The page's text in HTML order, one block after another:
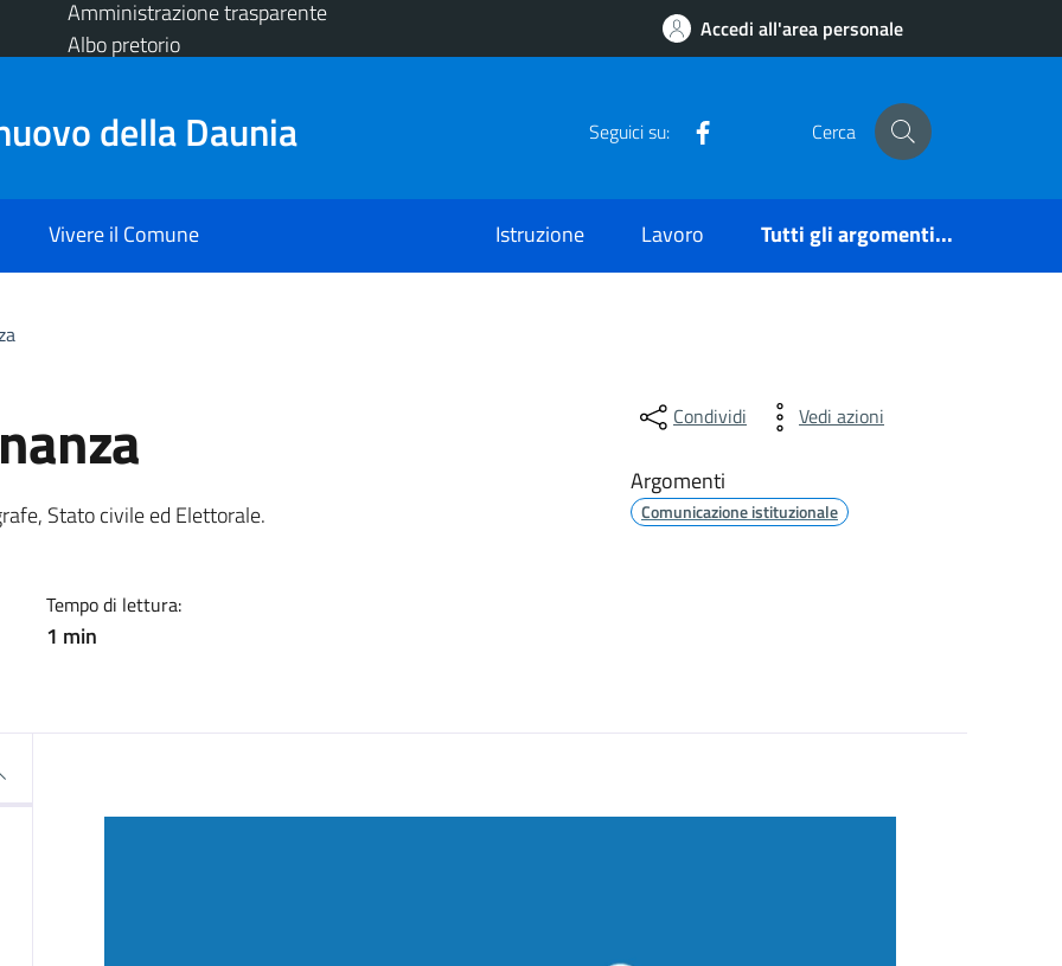
Amministrazione trasparente
Albo pretorio
Accedi all'area personale
della Daunia Seguici su: Cerca
Vivere il Comune Istruzione Lavoro Tutti gli argomenti...
Stato civile ed Elettorale.
Tempo di lettura:
1 min
Condividi Vedi azioni
Argomenti
Comunicazione istituzionale